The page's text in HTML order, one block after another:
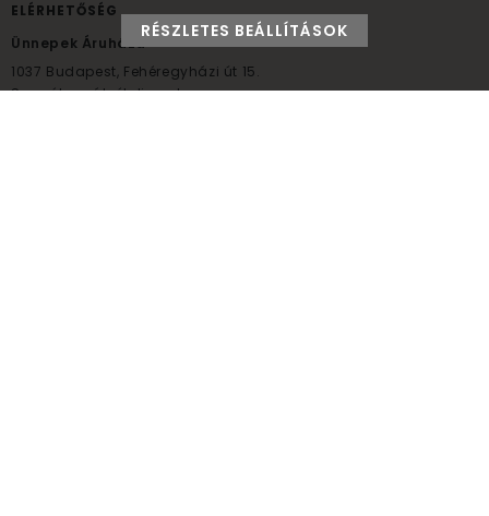
ELÉRHETŐSÉG
Ünnepek Áruháza
1037 Budapest, Fehéregyházi út 15.
Személyes átvételi pont
RÉSZLETES BEÁLLÍTÁSOK